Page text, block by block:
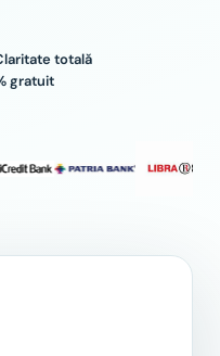
totală
gratuit